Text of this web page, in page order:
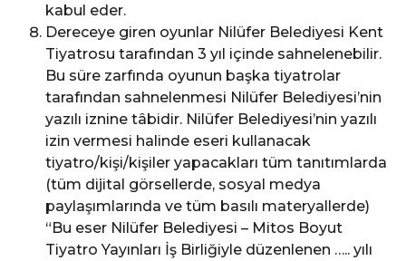
kabul eder.
Dereceye giren oyunlar Nilüfer Belediyesi Kent
Tiyatrosu tarafından 3 yıl içinde sahnelenebilir.
Bu süre zarfında oyunun başka tiyatrolar
tarafından sahnelenmesi Nilüfer Belediyesi’nin
yazılı iznine tâbidir. Nilüfer Belediyesi’nin yazılı
izin vermesi halinde eseri kullanacak
tiyatro/kişi/kişiler yapacakları tüm tanıtımlarda
(tüm dijital görsellerde, sosyal medya
paylaşımlarında ve tüm basılı materyallerde)
“Bu eser Nilüfer Belediyesi – Mitos Boyut
Tiyatro Yayınları İş Birliğiyle düzenlenen ….. yılı